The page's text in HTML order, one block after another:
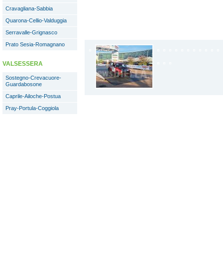
Cravagliana-Sabbia
Quarona-Cellio-Valduggia
Serravalle-Grignasco
Prato Sesia-Romagnano
VALSESSERA
Sostegno-Crevacuore-
Guardabosone
Caprile-Ailoche-Postua
Pray-Portula-Coggiola